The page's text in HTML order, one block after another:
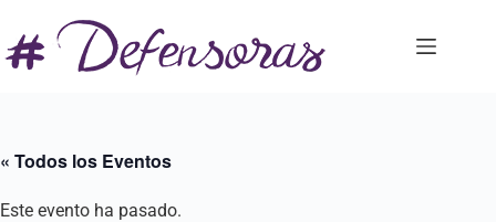
contenido
« Todos los Eventos
Este evento ha pasado.